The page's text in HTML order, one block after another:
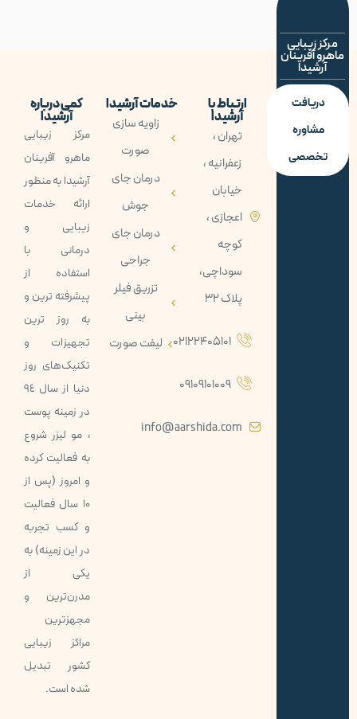
خدمات آرشیدا
زاویه سازی
صورت
درمان جای
جوش
درمان جای
جراحی
تزریق فیلر
بینی
لیفت صورت
کمی درباره
آرشیدا
مرکز زیبایی
ماهرو آفرينان
آرشيدا به منظور
ارائه خدمات
زيبايی و
درمانی با
استفاده از
پيشرفته ترين و
به روز ترين
تجهيزات و
تکنيک‌های روز
دنيا از سال ٩٤
در زمينه پوست
، مو ليزر شروع
به فعاليت كرده
و امروز (پس از
10 سال فعاليت
و کسب تجربه
در اين زمينه) به
يكی از
مدرن‌ترین و
مجهزترين
مراكز زيبايی
كشور تبديل
شده است.
ارتباط با
آرشیدا
تهران ،
زعفرانیه ،
خیابان
اعجازی ،
کوچه
سوداچی،
پلاک 32
02122405101
09109101009
info@aarshida.com
مرکز زیبایی
ماهرو آفرینان
آرشیدا
دریافت
مشاوره
تخصصی